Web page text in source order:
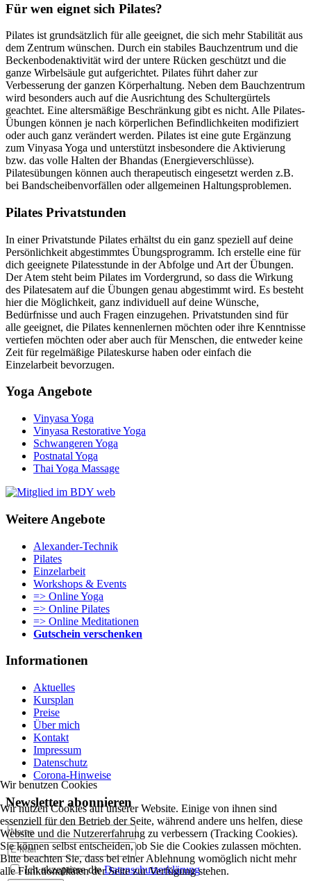
Für wen eignet sich Pilates?
Pilates ist grundsätzlich für alle geeignet, die sich mehr Stabilität aus
dem Zentrum wünschen. Durch ein stabiles Bauchzentrum und die
Beckenbodenaktivität wird der untere Rücken geschützt und die
ganze Wirbelsäule gut aufgerichtet. Pilates führt daher zur
Verbesserung der ganzen Körperhaltung. Neben dem Bauchzentrum
wird besonders auch auf die Ausrichtung des Schultergürtels
geachtet. Eine altersmäßige Beschränkung gibt es nicht. Alle Pilates-
Übungen können je nach körperlichen Befindlichkeiten modifiziert
oder auch ganz verändert werden. Pilates ist eine gute Ergänzung
zum Vinyasa Yoga und unterstützt insbesondere die Aktivierung
bzw. das volle Halten der Bhandas (Energieverschlüsse).
Pilatesübungen können auch therapeutisch eingesetzt werden z.B.
bei Bandscheibenvorfällen oder allgemeinen Haltungsproblemen.
Pilates Privatstunden
In einer Privatstunde Pilates erhältst du ein ganz speziell auf deine
Persönlichkeit abgestimmtes Übungsprogramm. Ich erstelle eine für
dich geeignete Pilatesstunde in der Abfolge und Art der Übungen.
Der Atem steht beim Pilates im Vordergrund, so dass die Wirkung
des Pilatesatem auf die Übungen genau abgestimmt wird. Es besteht
hier die Möglichkeit, ganz individuell auf deine Wünsche,
Bedürfnisse und auch Fragen einzugehen. Privatstunden sind für
alle geeignet, die Pilates kennenlernen möchten oder ihre Kenntnisse
vertiefen möchten oder aber auch für Menschen, die entweder keine
Zeit für regelmäßige Pilateskurse haben oder einfach die
Einzelarbeit bevorzugen.
Yoga Angebote
Vinyasa Yoga
Vinyasa Restorative Yoga
Schwangeren Yoga
Postnatal Yoga
Thai Yoga Massage
Weitere Angebote
Alexander-Technik
Pilates
Einzelarbeit
Workshops & Events
=> Online Yoga
=> Online Pilates
=> Online Meditationen
Gutschein verschenken
Informationen
Aktuelles
Kursplan
Preise
Über mich
Kontakt
Impressum
Datenschutz
Corona-Hinweise
Newsletter abonnieren
Ich akzeptiere dieDatenschutzerklärung
Wir benutzen Cookies
Wir nutzen Cookies auf unserer Website. Einige von ihnen sind
essenziell für den Betrieb der Seite, während andere uns helfen, diese
Website und die Nutzererfahrung zu verbessern (Tracking Cookies).
Sie können selbst entscheiden, ob Sie die Cookies zulassen möchten.
Bitte beachten Sie, dass bei einer Ablehnung womöglich nicht mehr
alle Funktionalitäten der Seite zur Verfügung stehen.